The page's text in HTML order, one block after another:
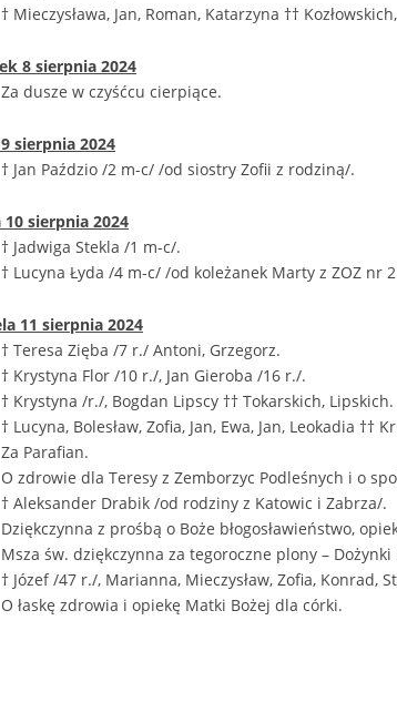
Mieczysława, Jan, Roman, Katarzyna ††
8 sierpnia 2024
dusze w czyśćcu cierpiące.
sierpnia 2024
Jan Paździo /2 m-c/ /od siostry Zofii z rodziną/.
sierpnia 2024
Jadwiga Stekla /1 m-c/.
Lucyna Łyda /4 m-c/ /od koleżanek Marty z ZOZ nr
11 sierpnia 2024
Teresa Zięba /7 r./ Antoni, Grzegorz.
Krystyna Flor /10 r./, Jan Gieroba /16 r./.
Krystyna /r./, Bogdan Lipscy †† Tokarskich, Lipskich.
Lucyna, Bolesław, Zofia, Jan, Ewa, Jan, Leokadia ††
Parafian.
zdrowie dla Teresy z Zemborzyc Podleśnych i o
Aleksander Drabik /od rodziny z Katowic i Zabrza/.
z prośbą o Boże błogosławieństwo,
św. dziękczynna za tegoroczne plony – Dożynki
Józef /47 r./, Marianna, Mieczysław, Zofia, Konrad,
łaskę zdrowia i opiekę Matki Bożej dla córki.